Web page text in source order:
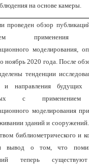
на основе камеры.
проведен обзор
применения
моделирования,
ноябрь 2020 года. После
тенденции
направления будущих
с применением
моделирования
зданий и
библиометрического и
вывод о том, что
теперь